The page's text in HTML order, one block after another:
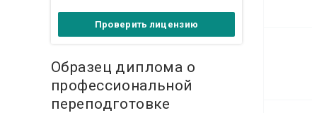
Проверить лицензию
Образец диплома о
профессиональной
переподготовке